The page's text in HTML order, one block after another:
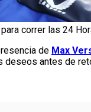
correr las 24
de Max
antes de